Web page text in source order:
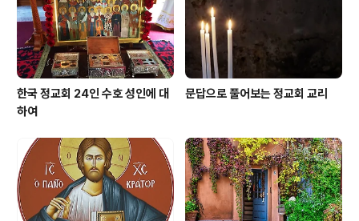
더 강해졌다. 그래서 고문을 당하면서도 성인은 아무런 고
통을 느끼지 않는 것처럼 평안하였..
한국 정교회 24인 수호 성인에 대
하여
문답으로 풀어보는 정교회 교리